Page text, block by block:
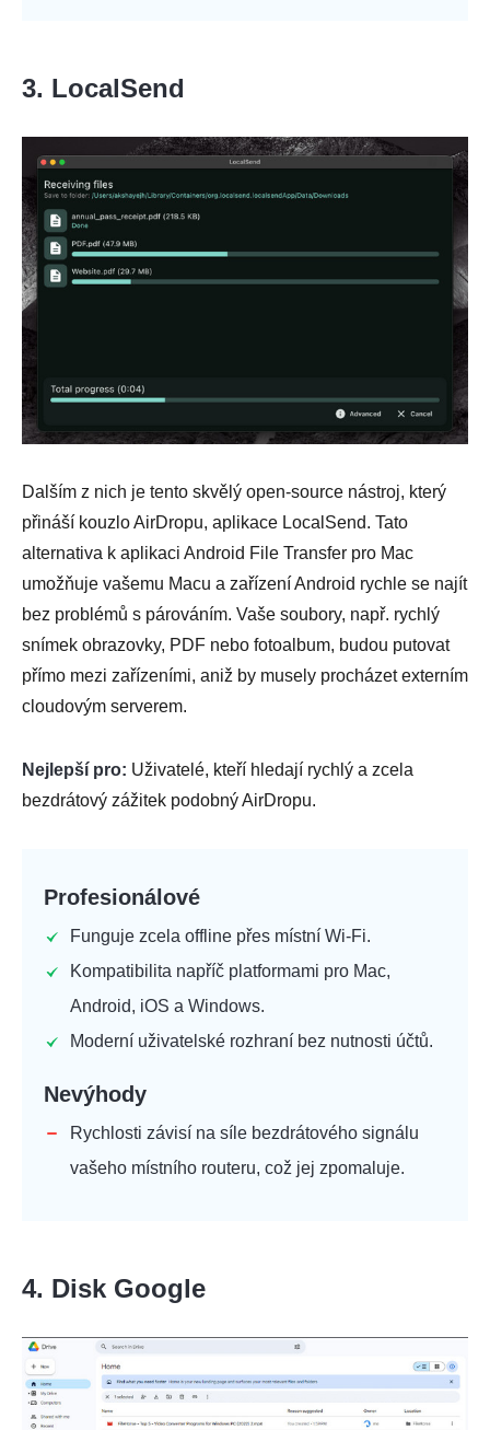
3. LocalSend
Dalším z nich je tento skvělý open-source nástroj, který
přináší kouzlo AirDropu, aplikace LocalSend. Tato
alternativa k aplikaci Android File Transfer pro Mac
umožňuje vašemu Macu a zařízení Android rychle se najít
bez problémů s párováním. Vaše soubory, např. rychlý
snímek obrazovky, PDF nebo fotoalbum, budou putovat
přímo mezi zařízeními, aniž by musely procházet externím
cloudovým serverem.
Nejlepší pro: Uživatelé, kteří hledají rychlý a zcela
bezdrátový zážitek podobný AirDropu.
Profesionálové
Funguje zcela offline přes místní Wi-Fi.
Kompatibilita napříč platformami pro Mac,
Android, iOS a Windows.
Moderní uživatelské rozhraní bez nutnosti účtů.
Nevýhody
Rychlosti závisí na síle bezdrátového signálu
vašeho místního routeru, což jej zpomaluje.
4. Disk Google